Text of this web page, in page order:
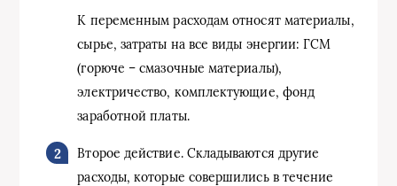
К переменным расходам относят материалы,
сырье, затраты на все виды энергии: ГСМ
(горюче – смазочные материалы),
электричество, комплектующие, фонд
заработной платы.
Второе действие. Складываются другие
расходы, которые совершились в течение